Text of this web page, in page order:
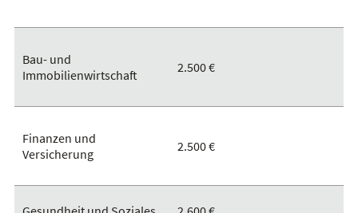
Bau- und
Immobilienwirtschaft
2.500 €
Finanzen und
Versicherung
2.500 €